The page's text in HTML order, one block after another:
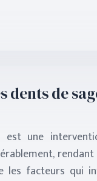
dents de
est une
les facteurs qui